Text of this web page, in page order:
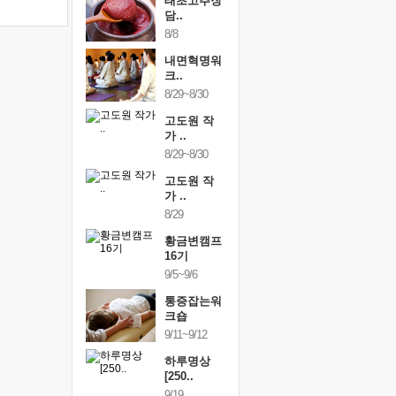
담..
8/8
내면혁명워
크..
8/29~8/30
고도원 작
가 ..
8/29~8/30
고도원 작
가 ..
8/29
황금변캠프
16기
9/5~9/6
통증잡는워
크숍
9/11~9/12
하루명상
[250..